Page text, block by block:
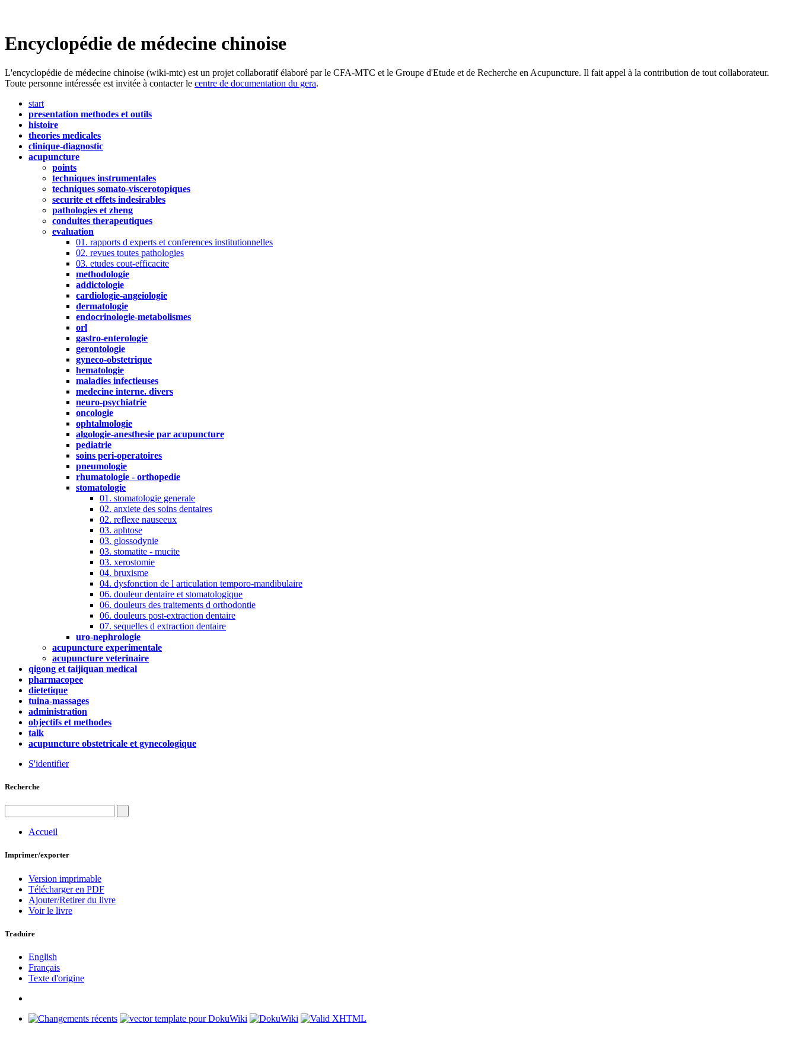
Encyclopédie de médecine chinoise
L'encyclopédie de médecine chinoise (wiki-mtc) est un projet collaboratif élaboré par le CFA-MTC et le Groupe d'Etude et de Recherche en Acupuncture. Il fait appel à la contribution de tout collaborateur.
Toute personne intéressée est invitée à contacter le centre de documentation du gera.
start
presentation methodes et outils
histoire
theories medicales
clinique-diagnostic
acupuncture
points
techniques instrumentales
techniques somato-viscerotopiques
securite et effets indesirables
pathologies et zheng
conduites therapeutiques
evaluation
01. rapports d experts et conferences institutionnelles
02. revues toutes pathologies
03. etudes cout-efficacite
methodologie
addictologie
cardiologie-angeiologie
dermatologie
endocrinologie-metabolismes
orl
gastro-enterologie
gerontologie
gyneco-obstetrique
hematologie
maladies infectieuses
medecine interne. divers
neuro-psychiatrie
oncologie
ophtalmologie
algologie-anesthesie par acupuncture
pediatrie
soins peri-operatoires
pneumologie
rhumatologie - orthopedie
stomatologie
01. stomatologie generale
02. anxiete des soins dentaires
02. reflexe nauseeux
03. aphtose
03. glossodynie
03. stomatite - mucite
03. xerostomie
04. bruxisme
04. dysfonction de l articulation temporo-mandibulaire
06. douleur dentaire et stomatologique
06. douleurs des traitements d orthodontie
06. douleurs post-extraction dentaire
07. sequelles d extraction dentaire
uro-nephrologie
acupuncture experimentale
acupuncture veterinaire
qigong et taijiquan medical
pharmacopee
dietetique
tuina-massages
administration
objectifs et methodes
talk
acupuncture obstetricale et gynecologique
S'identifier
Recherche
Accueil
Imprimer/exporter
Version imprimable
Télécharger en PDF
Ajouter/Retirer du livre
Voir le livre
Traduire
English
Français
Texte d'origine